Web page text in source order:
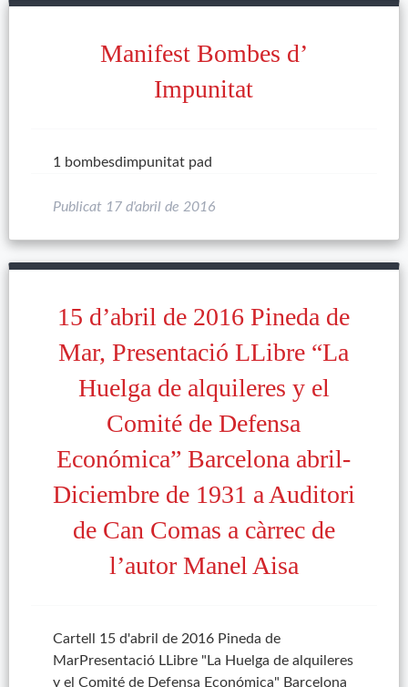
Manifest Bombes d’
Impunitat
1 bombesdimpunitat pad
Publicat 17 d'abril de 2016
15 d’abril de 2016 Pineda de
Mar, Presentació LLibre “La
Huelga de alquileres y el
Comité de Defensa
Económica” Barcelona abril-
Diciembre de 1931 a Auditori
de Can Comas a càrrec de
l’autor Manel Aisa
Cartell 15 d'abril de 2016 Pineda de
MarPresentació LLibre "La Huelga de alquileres
y el Comité de Defensa Económica" Barcelona